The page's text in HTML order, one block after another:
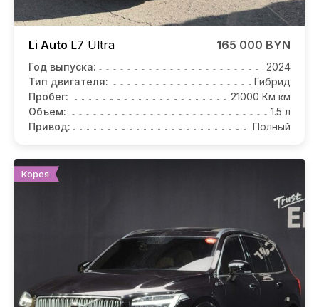
Li Auto L7 Ultra 165 000 BYN
Год выпуска:
2024
Тип двигателя:
Гибрид
Пробег:
21000 Км км
Объем:
1.5 л
Привод:
Полный
Корея